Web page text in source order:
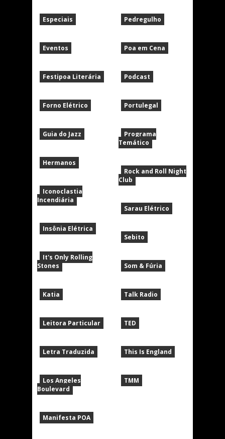
Especiais
Eventos
Festipoa Literária
Forno Elétrico
Guia do Jazz
Hermanos
Iconoclastia
Incendiária
Insônia Elétrica
It's Only Rolling
Stones
Katia
Leitora Particular
Letra Traduzida
Los Angeles
Boulevard
Manifesta POA
Pedregulho
Poa em Cena
Podcast
Portulegal
Programa
Temático
Rock and Roll Night
Club
Sarau Elétrico
Sebito
Som & Fúria
Talk Radio
TED
This Is England
TMM